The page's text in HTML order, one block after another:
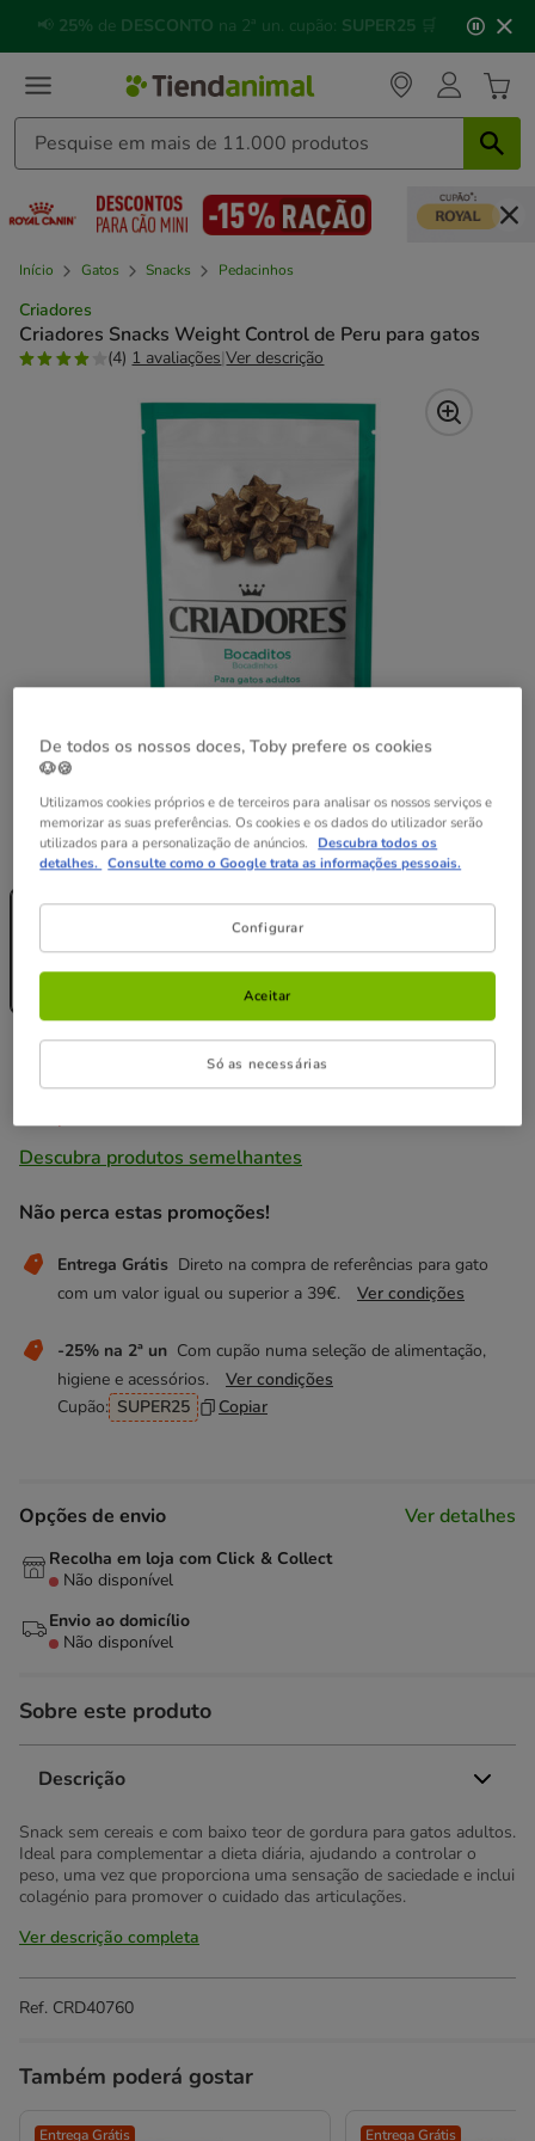
mensagem,
🐱Celebre o dia do gato com descontos até25% !
Início Gatos Snacks Pedacinhos
Criadores
Criadores Snacks Weight Control de Peru para gatos
(4) 1 avaliações|Ver descrição
Peso:50 g
50 g
2.29€
2 pacotes x 50
4.58€
4.44€
(44.40€ / kg)
6 pacotes x 50
13.74€
12.64€
Não perca estas promoções!
Entrega Grátis Direto na compra de referências para gato
com um valor igual ou superior a 39€.
Ver condições
-25% na 2ª un Com cupão numa seleção de alimentação,
higiene e acessórios.
Ver condições
Cupão: SUPER25 Copiar
Preço 2.29€, 45.80 EUR por kg
Descubra produtos semelhantes
Opções de envio Ver detalhes
Recolha em loja com Click & Collect
Não disponível
Envio ao domicílio
Não disponível
Sobre este produto
Descrição
Snack sem cereais e com baixo teor de gordura para gatos adultos.
Ideal para complementar a dieta diária, ajudando a controlar o
peso, uma vez que proporciona uma sensação de saciedade e inclui
colagénio para promover o cuidado das articulações.
Ver descrição completa
Ref. CRD40760
Também poderá gostar
Entrega Grátis Entrega Grátis
De todos os nossos doces, Toby prefere os cookies
🐶🍪
Utilizamos cookies próprios e de terceiros para analisar os nossos serviços e
memorizar as suas preferências. Os cookies e os dados do utilizador serão
utilizados para a personalização de anúncios. Descubra todos os
detalhes. Consulte como o Google trata as informações pessoais.
Configurar
Só as necessárias
Aceitar